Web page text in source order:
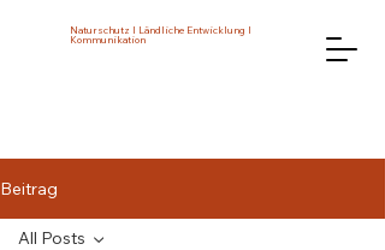
Naturschutz I Ländliche Entwicklung I
Kommunikation
Beitrag
All Posts